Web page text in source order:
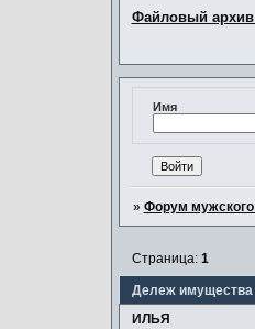
Файловый
Имя
» Форум
Дележ имущества
Страница: 1
ИЛЬЯ